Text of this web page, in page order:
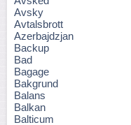
Avsky
Avtalsbrott
Azerbajdzjan
Backup
Bad
Bagage
Bakgrund
Balans
Balkan
Balticum